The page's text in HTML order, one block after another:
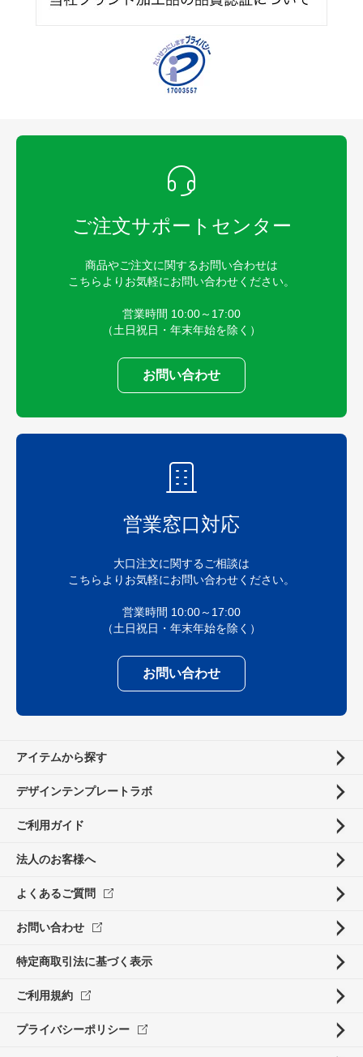
ご注文サポートセンター
商品やご注文に関するお問い合わせは
こちらよりお気軽にお問い合わせください。
営業時間 10:00～17:00
（土日祝日・年末年始を除く）
お問い合わせ
営業窓口対応
大口注文に関するご相談は
こちらよりお気軽にお問い合わせください。
営業時間 10:00～17:00
（土日祝日・年末年始を除く）
お問い合わせ
アイテムから探す
デザインテンプレートラボ
ご利用ガイド
法人のお客様へ
よくあるご質問
お問い合わせ
特定商取引法に基づく表示
ご利用規約
プライバシーポリシー